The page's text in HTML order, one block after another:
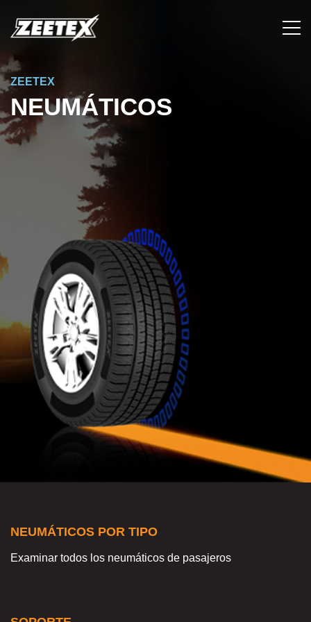
ZEETEX
NEUMÁTICOS
NEUMÁTICOS POR TIPO
Examinar todos los neumáticos de pasajeros